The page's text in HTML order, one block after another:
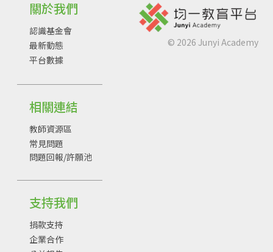
關於我們
認識基金會
最新動態
平台數據
相關連結
教師資源區
常見問題
問題回報/許願池
支持我們
捐款支持
企業合作
© 2026 Junyi Academy